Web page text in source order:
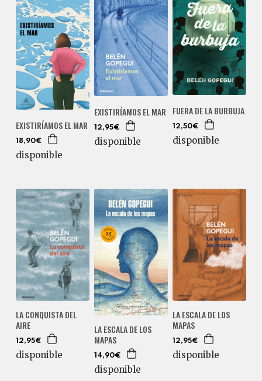
EXISTIRÍAMOS EL MAR
18,90€
disponible
EXISTIRÍAMOS EL MAR
12,95€
disponible
FUERA DE LA BURBUJA
12,50€
disponible
LA CONQUISTA DEL
AIRE
12,95€
disponible
LA ESCALA DE LOS
MAPAS
14,90€
disponible
LA ESCALA DE LOS
MAPAS
12,95€
disponible